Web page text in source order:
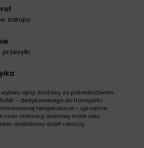
zakupy
wyboru opcji dostawy za pośrednictwem
– dedykowanego do transportu
temperaturze – uprzejmie
czas realizacji dostawy może ulec
dodatkowy dzień roboczy.